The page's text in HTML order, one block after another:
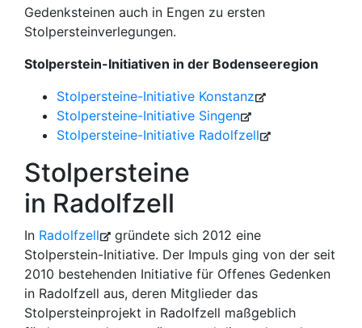
Gedenksteinen auch in Engen zu ersten
Stolpersteinverlegungen.
Stolperstein-Initiativen in der Bodenseeregion
Stolpersteine-Initiative Konstanz
Stolpersteine-Initiative Singen
Stolpersteine-Initiative Radolfzell
Stolpersteine
in Radolfzell
In Radolfzell
gründete sich 2012 eine
Stolperstein-Initiative. Der Impuls ging von der seit
2010 bestehenden Initiative für Offenes Gedenken
in Radolfzell aus, deren Mitglieder das
Stolpersteinprojekt in Radolfzell maßgeblich